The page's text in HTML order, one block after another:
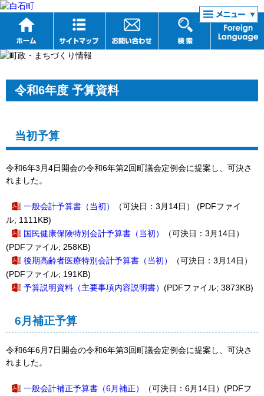
リンク集
令和6年度 予算資料
当初予算
令和6年3月4日開会の令和6年第2回町議会定例会に提案し、可決さ
れました。
一般会計予算書（当初）
（可決日：3月14日） (PDFファイ
ル; 1111KB)
国民健康保険特別会計予算書（当初）
（可決日：3月14日）
(PDFファイル; 258KB)
後期高齢者医療特別会計予算書（当初）
（可決日：3月14日）
(PDFファイル; 191KB)
予算説明資料（主要事項内容説明書） (PDFファイル; 3873KB)
6月補正予算
令和6年6月7日開会の令和6年第3回町議会定例会に提案し、可決さ
れました。
一般会計補正予算書（6月補正） （可決日：6月14日 ） (PDFフ